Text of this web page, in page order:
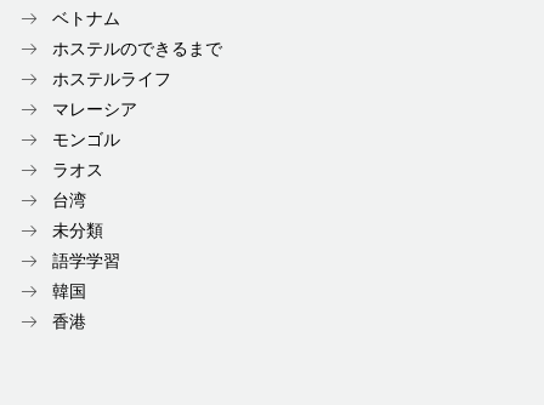
ベトナム
ホステルのできるまで
ホステルライフ
マレーシア
モンゴル
ラオス
台湾
未分類
語学学習
韓国
香港